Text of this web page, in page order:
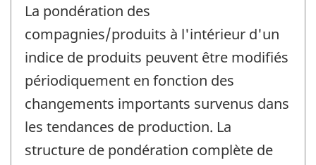
La pondération des
compagnies/produits à l'intérieur d'un
indice de produits peuvent être modifiés
périodiquement en fonction des
changements importants survenus dans
les tendances de production. La
structure de pondération complète de